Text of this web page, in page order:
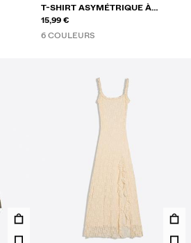
T-SHIRT ASYMÉTRIQUE À
MANCHES COURTES
15,99 €
6 COULEURS